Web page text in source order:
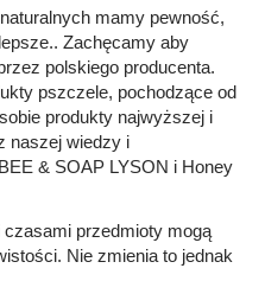
mamy pewność,
Zachęcamy aby
polskiego producenta.
pszczele, pochodzące od
produkty najwyższej i
naszej wiedzy i
& SOAP LYSON i Honey
przedmioty mogą
Nie zmienia to jednak